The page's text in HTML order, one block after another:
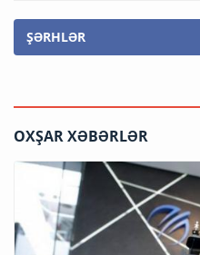
ŞƏRHLƏR
OXŞAR XƏBƏRLƏR